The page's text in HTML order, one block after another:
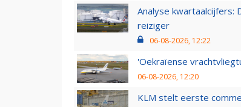
Analyse
reiziger
06-08-2026, 12:22
'Oekraïense
06-08-2026, 12:20
KLM stelt eerste